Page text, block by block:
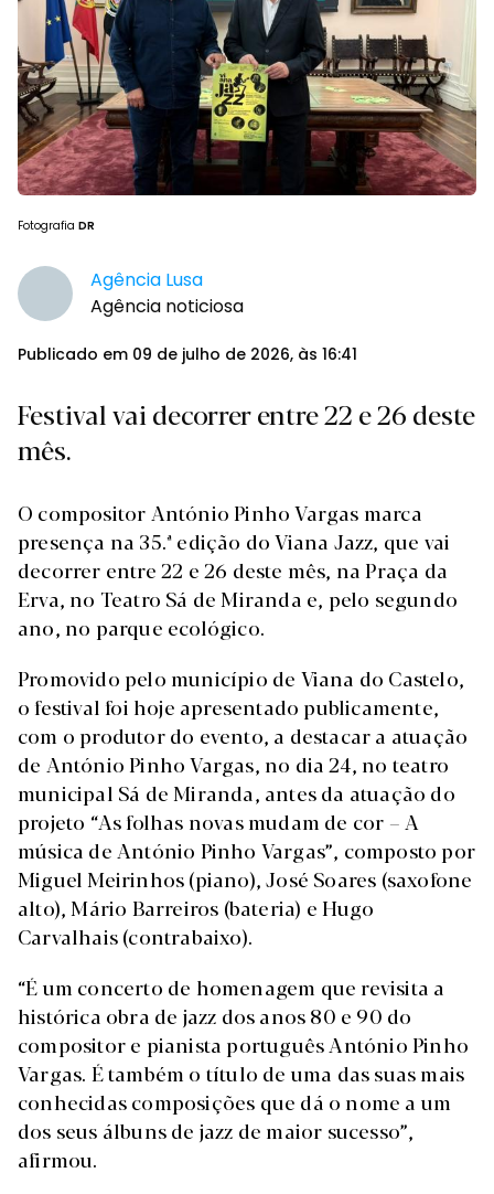
Fotografia DR
Agência Lusa
Agência noticiosa
Publicado em 09 de julho de 2026, às 16:41
Festival vai decorrer entre 22 e 26 deste
mês.
O compositor António Pinho Vargas marca
presença na 35.ª edição do Viana Jazz, que vai
decorrer entre 22 e 26 deste mês, na Praça da
Erva, no Teatro Sá de Miranda e, pelo segundo
ano, no parque ecológico.
Promovido pelo município de Viana do Castelo,
o festival foi hoje apresentado publicamente,
com o produtor do evento, a destacar a atuação
de António Pinho Vargas, no dia 24, no teatro
municipal Sá de Miranda, antes da atuação do
projeto “As folhas novas mudam de cor – A
música de António Pinho Vargas”, composto por
Miguel Meirinhos (piano), José Soares (saxofone
alto), Mário Barreiros (bateria) e Hugo
Carvalhais (contrabaixo).
“É um concerto de homenagem que revisita a
histórica obra de jazz dos anos 80 e 90 do
compositor e pianista português António Pinho
Vargas. É também o título de uma das suas mais
conhecidas composições que dá o nome a um
dos seus álbuns de jazz de maior sucesso”,
afirmou.